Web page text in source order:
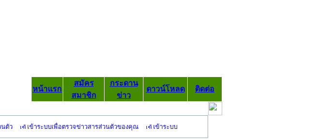
หน้าแรก
สมัคร
สมาชิก
กระดาน
ข่าว
ดาวน์โหลด ติดต่อ
ตัว เข้าระบบเพื่อตรวจข่าวสารส่วนตัวของคุณ เข้าระบบ